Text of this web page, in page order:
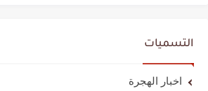
التسميات
اخبار الهجرة